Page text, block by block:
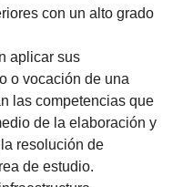
con un alto grado
aplicar sus
o vocación de una
las competencias que
de la elaboración y
resolución de
de estudio.